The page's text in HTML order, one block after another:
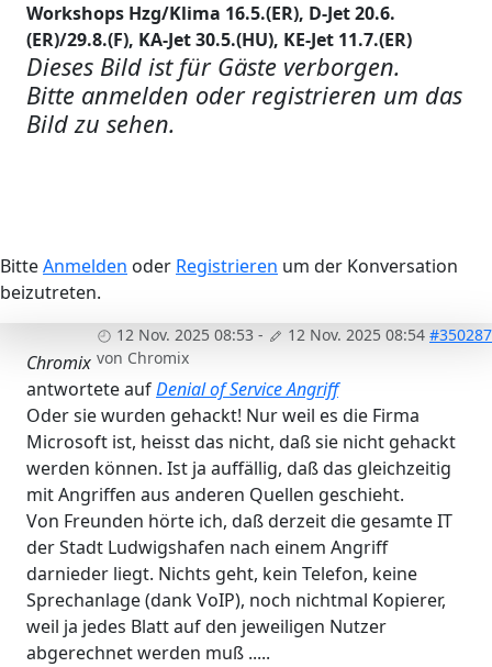
Workshops Hzg/Klima 16.5.(ER), D-Jet 20.6.
(ER)/29.8.(F), KA-Jet 30.5.(HU), KE-Jet 11.7.(ER)
Dieses Bild ist für Gäste verborgen.
Bitte anmelden oder registrieren um das
Bild zu sehen.
BitteAnmelden oder Registrieren um der Konversation
beizutreten.
12 Nov. 2025 08:53 - 12 Nov. 2025 08:54 #350287
von Chromix
Chromix
antwortete aufDenial of Service Angriff
Oder sie wurden gehackt! Nur weil es die Firma
Microsoft ist, heisst das nicht, daß sie nicht gehackt
werden können. Ist ja auffällig, daß das gleichzeitig
mit Angriffen aus anderen Quellen geschieht.
Von Freunden hörte ich, daß derzeit die gesamte IT
der Stadt Ludwigshafen nach einem Angriff
darnieder liegt. Nichts geht, kein Telefon, keine
Sprechanlage (dank VoIP), noch nichtmal Kopierer,
weil ja jedes Blatt auf den jeweiligen Nutzer
abgerechnet werden muß .....